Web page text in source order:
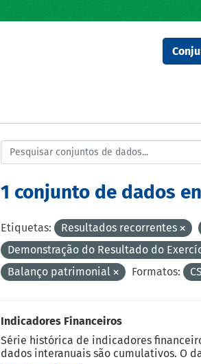
1 conjunto de dados
Etiquetas: Resultados recorrentes
Demonstração do Resultado do
Balanço patrimonial
Formatos:
Indicadores Financeiros
Série histórica de indicadores
dados interanuais são cumulativos. O